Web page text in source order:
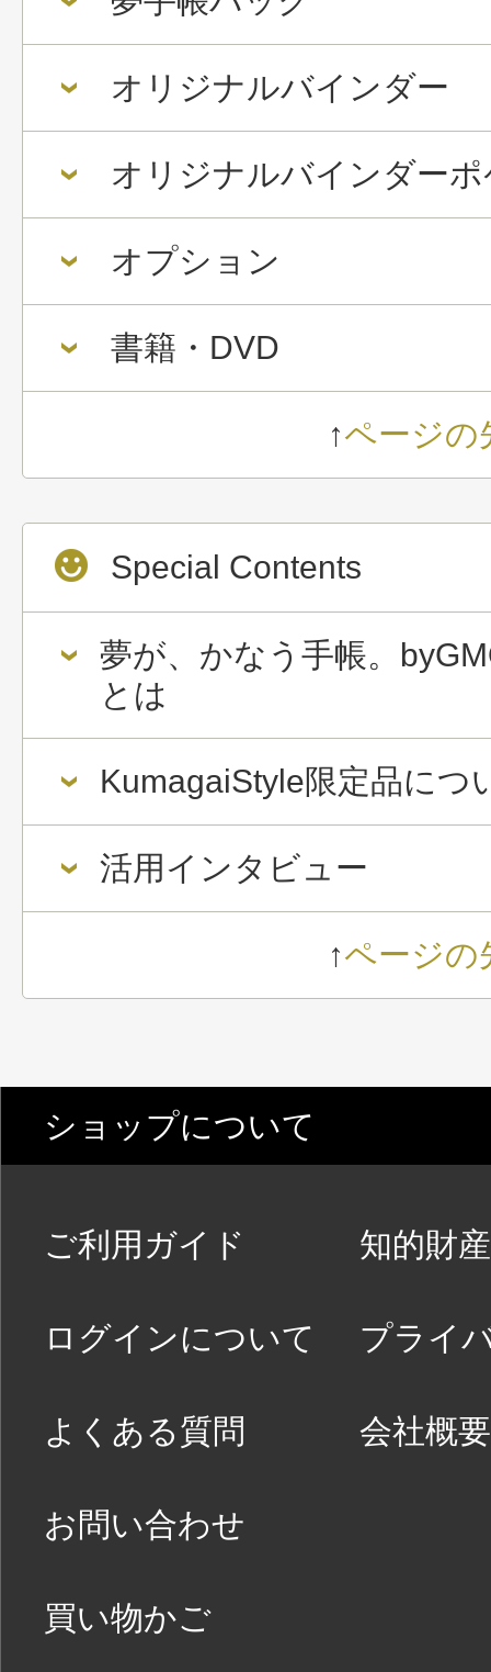
オリジナルバインダー
オリジナルバインダー
オプション
書籍・DVD
↑ページの
Special Contents
夢が、かなう手帳。
とは
KumagaiStyle限定品につ
活用インタビュー
↑ページの
ショップについて
ご利用ガイド
ログインについて
よくある質問
お問い合わせ
買い物かご
知的財産
プライ
会社概要